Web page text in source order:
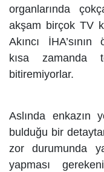
organlarında
akşam birçok TV
Akıncı
kısa zamanda
bitiremiyorlar.
Aslında enkazın
bulduğu bir
zor durumunda
yapması